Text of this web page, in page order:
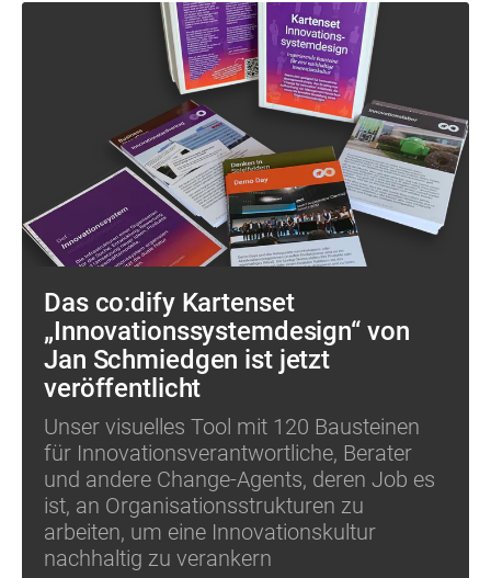
Das co:dify Kartenset
„Innovationssystemdesign“ von
Jan Schmiedgen ist jetzt
veröffentlicht
Unser visuelles Tool mit 120 Bausteinen
für Innovationsverantwortliche, Berater
und andere Change-Agents, deren Job es
ist, an Organisationsstrukturen zu
arbeiten, um eine Innovationskultur
nachhaltig zu verankern